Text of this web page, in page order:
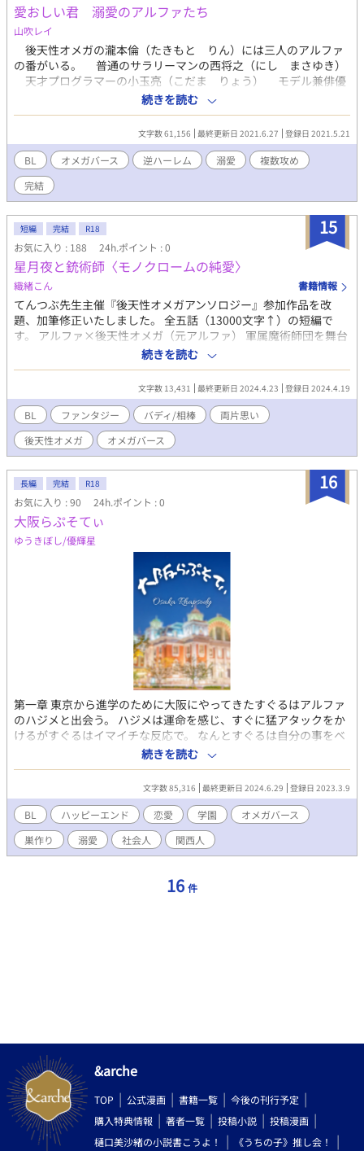
愛おしい君 溺愛のアルファたち
山吹レイ
後天性オメガの瀧本倫（たきもと りん）には三人のアルファ
の番がいる。 普通のサラリーマンの西将之（にし まさゆき）
天才プログラマーの小玉亮（こだま りょう） モデル兼俳優
の渋川大河（しぶかわ たいが） 皆は倫を甘やかし、溺愛し、
夜ごと可愛がってくれる。 そんな甘くもほろ苦い恋の話。 三
人のアルファ×後天性オメガ 更新は不定期です。 更新時、誤
字脱字等の加筆修正が入る場合があります。 完結しました。
続きを読む
文字数 61,156 最終更新日 2021.6.27 登録日 2021.5.21
BL オメガバース 逆ハーレム 溺愛
複数攻め
完結
15
短編 完結 R18
お気に入り : 188 24h.ポイント : 0
星月夜と銃術師〈モノクロームの純愛〉
織緒こん 書籍情報
てんつぶ先生主催『後天性オメガアンソロジー』参加作品を改
題、加筆修正いたしました。 全五話（13000文字↑）の短編で
す。 アルファ×後天性オメガ（元アルファ） 軍属魔術師団を舞台
にしたバディから始まる両片思い。 魔術師団に所属する銃術師の
ホーリーライトと占星術師のクラングランは、背中を預け合える
仲である。ふたりが所属する部隊は冬眠明けの魔獣討伐に駆り出
されるが、隊員の中に原因不明の体調不良者が現れる。クラング
ランにも体調の変化が現れ──
続きを読む
文字数 13,431 最終更新日 2024.4.23 登録日 2024.4.19
BL ファンタジー バディ/相棒
両片思い
後天性オメガ
オメガバース
16
長編 完結 R18
お気に入り : 90 24h.ポイント : 0
大阪らぷそてぃ
ゆうきぼし/優輝星
第一章 東京から進学のために大阪にやってきたすぐるはアルファ
のハジメと出会う。 ハジメは運命を感じ、すぐに猛アタックをか
けるがすぐるはイマイチな反応で。 なんとすぐるは自分の事をベ
ータだと思い込んでいるオメガだったのだ。 オメガバ。 関西人
大学生×後天性オメガの純情青年 ＊マークがついた回には性的
描写が含まれます。 第二章 ハジメの幼馴染の朝比奈はアルファ重
視の家系だった。オメガだった朝比奈はベータの兄貴の悪友のア
ルファたちに暴行され叔父に引き取られる。叔父からは強く生き
る生き方を教え込まれる。朝比奈は何人もの庇護者を抱えながら
も自分が本当に求めてるのはただ一人だけだと気づくが……。＊
マークがついた回には性的描写が含まれます。 口が悪いアルファ
メの父が帰国。すぐるの出生の謎。高塚家の確執など。CPは変わ
続きを読む
文字数 85,316 最終更新日 2024.6.29 登録日 2023.3.9
BL ハッピーエンド 恋愛 学園
オメガバース
巣作り
溺愛 社会人 関西人
16 件
&arche
TOP 公式漫画 書籍一覧
今後の刊行予定
購入特典情報
著者一覧 投稿小説
投稿漫画
樋口美沙緒の小説書こうよ！
《うちの子》推し会！